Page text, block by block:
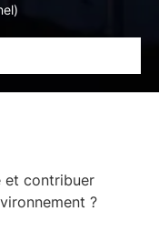
et contribuer
?